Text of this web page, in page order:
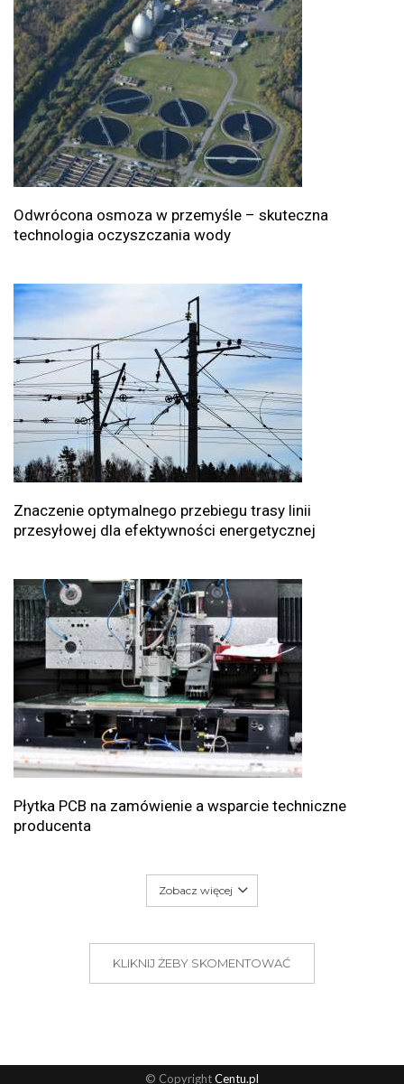
Odwrócona osmoza w przemyśle – skuteczna
technologia oczyszczania wody
Znaczenie optymalnego przebiegu trasy linii
przesyłowej dla efektywności energetycznej
Płytka PCB na zamówienie a wsparcie techniczne
producenta
Zobacz więcej
KLIKNIJ ŻEBY SKOMENTOWAĆ
© CopyrightCentu.pl